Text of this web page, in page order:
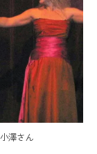
澤さん